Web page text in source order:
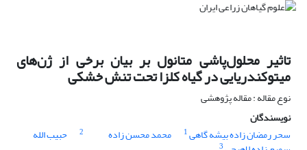
تاثیر محلول‌پاشی متانول بر بیان برخی از ژن‌های
میتوکندریایی در گیاه کلزا تحت تنش خشکی
نوع مقاله : مقاله پژوهشی
نویسندگان
سحر رمضان زاده بیشه گاهی1 محمد محسن زاده 2 حبیب الله
3